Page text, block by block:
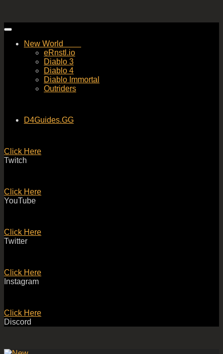
Skip
contentNew World
eRnstl.io
Diablo 3
Diablo 4
Diablo Immortal
Outriders
D4Guides.GG
Click Here
Twitch
Click Here
YouTube
Click Here
Twitter
Click Here
Instagram
Click Here
Discord